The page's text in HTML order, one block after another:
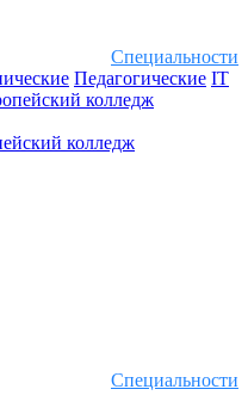
Специальности
Педагогические IT
колледж
Специальности